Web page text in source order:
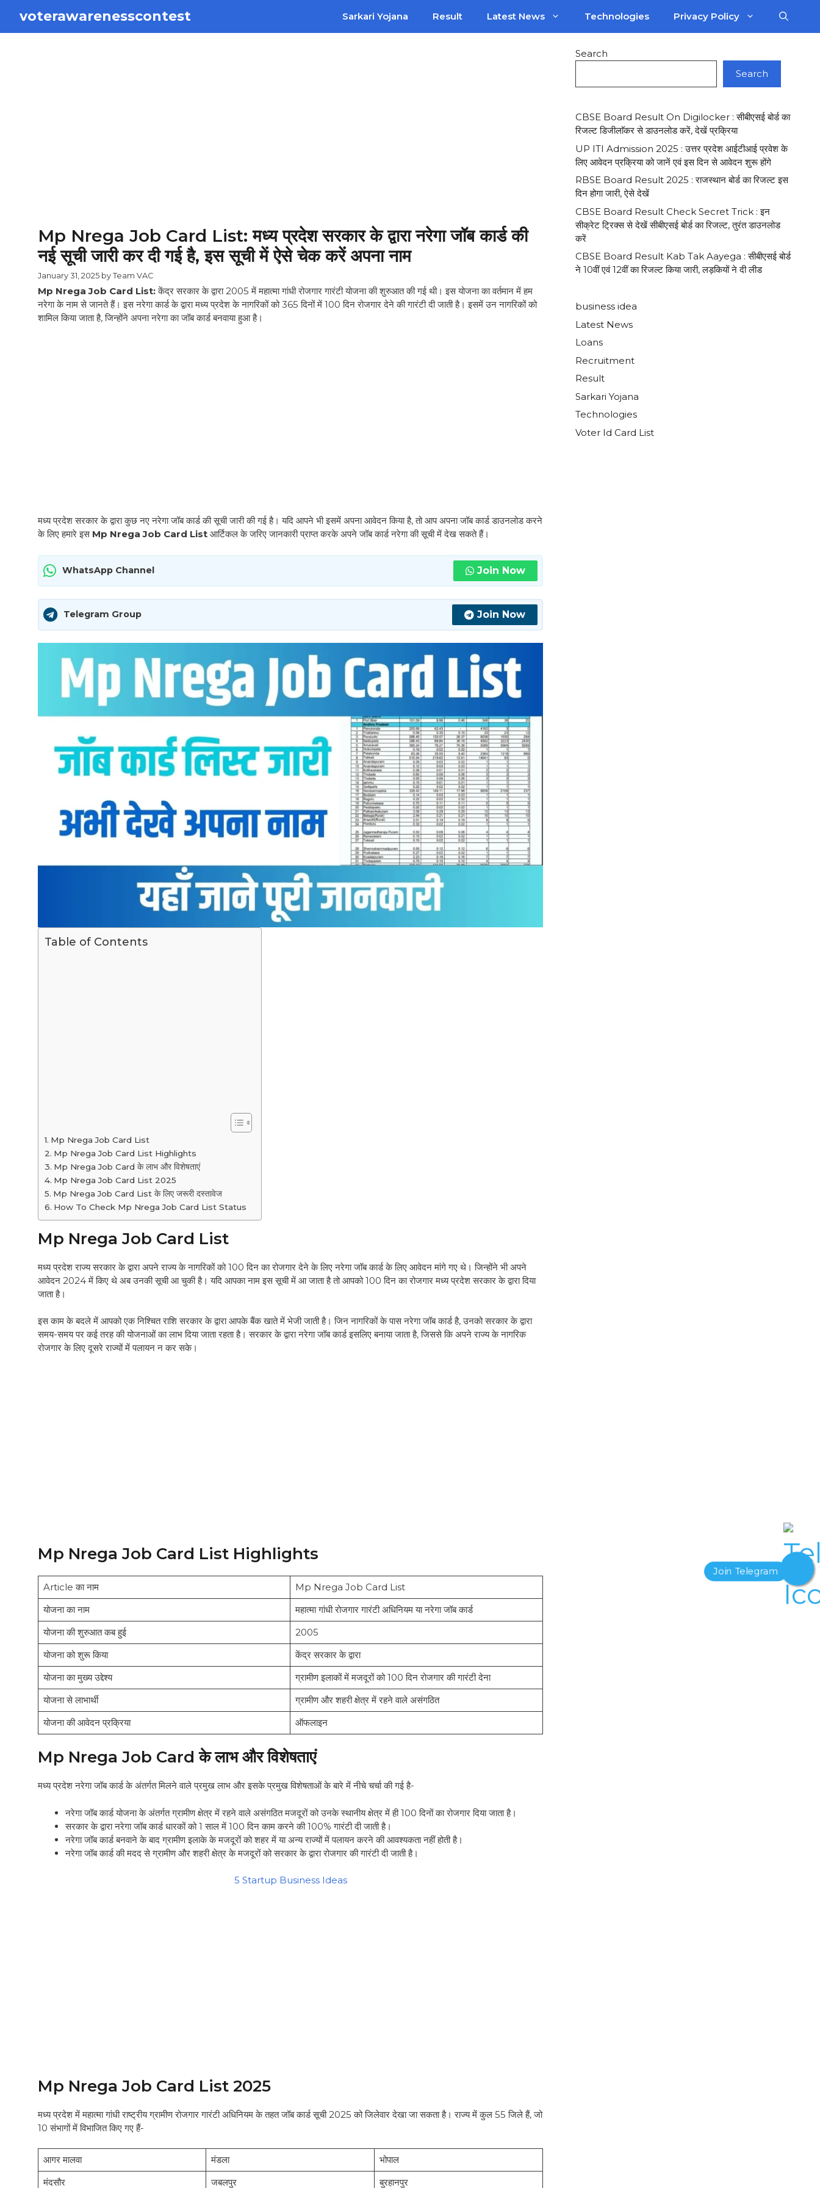
content
voterawarenesscontest Sarkari Yojana Result Latest News Technologies Privacy Policy
Mp Nrega Job Card List: मध्य प्रदेश सरकार के द्वारा नरेगा जॉब कार्ड की
नई सूची जारी कर दी गई है, इस सूची में ऐसे चेक करें अपना नाम
January 31, 2025 by Team VAC
Mp Nrega Job Card List:केंद्र सरकार के द्वारा 2005 में महात्मा गांधी रोजगार गारंटी योजना की शुरुआत की गई थी। इस योजना का वर्तमान में हम
नरेगा के नाम से जानते हैं। इस नरेगा कार्ड के द्वारा मध्य प्रदेश के नागरिकों को 365 दिनों में 100 दिन रोजगार देने की गारंटी दी जाती है। इसमें उन नागरिकों को
शामिल किया जाता है, जिन्होंने अपना नरेगा का जॉब कार्ड बनवाया हुआ है।
मध्य प्रदेश सरकार के द्वारा कुछ नए नरेगा जॉब कार्ड की सूची जारी की गई है। यदि आपने भी इसमें अपना आवेदन किया है, तो आप अपना जॉब कार्ड डाउनलोड करने
के लिए हमारे इस Mp Nrega Job Card List आर्टिकल के जरिए जानकारी प्राप्त करके अपने जॉब कार्ड नरेगा की सूची में देख सकते हैं।
WhatsApp Channel Join Now
Telegram Group Join Now
Table of Contents
Mp Nrega Job Card List
Mp Nrega Job Card List Highlights
Mp Nrega Job Card के लाभ और विशेषताएं
Mp Nrega Job Card List 2025
Mp Nrega Job Card List के लिए जरूरी दस्तावेज
How To Check Mp Nrega Job Card List Status
Mp Nrega Job Card List
मध्य प्रदेश राज्य सरकार के द्वारा अपने राज्य के नागरिकों को 100 दिन का रोजगार देने के लिए नरेगा जॉब कार्ड के लिए आवेदन मांगे गए थे। जिन्होंने भी अपने
आवेदन 2024 में किए थे अब उनकी सूची आ चुकी है। यदि आपका नाम इस सूची में आ जाता है तो आपको 100 दिन का रोजगार मध्य प्रदेश सरकार के द्वारा दिया
जाता है।
इस काम के बदले में आपको एक निश्चित राशि सरकार के द्वारा आपके बैंक खाते में भेजी जाती है। जिन नागरिकों के पास नरेगा जॉब कार्ड है, उनको सरकार के द्वारा
समय-समय पर कई तरह की योजनाओं का लाभ दिया जाता रहता है। सरकार के द्वारा नरेगा जॉब कार्ड इसलिए बनाया जाता है, जिससे कि अपने राज्य के नागरिक
रोजगार के लिए दूसरे राज्यों में पलायन न कर सके।
Mp Nrega Job Card List Highlights
Article का नाम
Mp Nrega Job Card List
योजना का नाम
महात्मा गांधी रोजगार गारंटी अधिनियम या नरेगा जॉब कार्ड
योजना की शुरुआत कब हुई
2005
योजना को शुरू किया
केंद्र सरकार के द्वारा
योजना का मुख्य उद्देश्य
ग्रामीण इलाकों में मजदूरों को 100 दिन रोजगार की गारंटी देना
योजना से लाभार्थी
ग्रामीण और शहरी क्षेत्र में रहने वाले असंगठित
योजना की आवेदन प्रक्रिया
ऑफलाइन
Mp Nrega Job Card के लाभ और विशेषताएं
मध्य प्रदेश नरेगा जॉब कार्ड के अंतर्गत मिलने वाले प्रमुख लाभ और इसके प्रमुख विशेषताओं के बारे में नीचे चर्चा की गई है-
नरेगा जॉब कार्ड योजना के अंतर्गत ग्रामीण क्षेत्र में रहने वाले असंगठित मजदूरों को उनके स्थानीय क्षेत्र में ही 100 दिनों का रोजगार दिया जाता है।
सरकार के द्वारा नरेगा जॉब कार्ड धारकों को 1 साल में 100 दिन काम करने की 100% गारंटी दी जाती है।
नरेगा जॉब कार्ड बनवाने के बाद ग्रामीण इलाके के मजदूरों को शहर में या अन्य राज्यों में पलायन करने की आवश्यकता नहीं होती है।
नरेगा जॉब कार्ड की मदद से ग्रामीण और शहरी क्षेत्र के मजदूरों को सरकार के द्वारा रोजगार की गारंटी दी जाती है।
5 Startup Business Ideas
Mp Nrega Job Card List 2025
मध्य प्रदेश में महात्मा गांधी राष्ट्रीय ग्रामीण रोजगार गारंटी अधिनियम के तहत जॉब कार्ड सूची 2025 को जिलेवार देखा जा सकता है। राज्य में कुल 55 जिले हैं, जो
10 संभागों में विभाजित किए गए हैं-
आगर मालवा मंडला
भोपाल
मंदसौर
जबलपुर बुरहानपुर
Search
Search
CBSE Board Result On Digilocker : सीबीएसई बोर्ड का
रिजल्ट डिजीलाॅकर से डाउनलोड करें, देखें प्रक्रिया
UP ITI Admission 2025 : उत्तर प्रदेश आईटीआई प्रवेश के
लिए आवेदन प्रक्रिया को जानें एवं इस दिन से आवेदन शुरू होंगे
RBSE Board Result 2025 : राजस्थान बोर्ड का रिजल्ट इस
दिन होगा जारी, ऐसे देखें
CBSE Board Result Check Secret Trick : इन
सीक्रेट ट्रिक्स से देखें सीबीएसई बोर्ड का रिजल्ट, तुरंत डाउनलोड
करें
CBSE Board Result Kab Tak Aayega : सीबीएसई बोर्ड
ने 10वीं एवं 12वीं का रिजल्ट किया जारी, लड़कियों ने दी लीड
business idea
Latest News
Loans
Recruitment
Result
Sarkari Yojana
Technologies
Voter Id Card List